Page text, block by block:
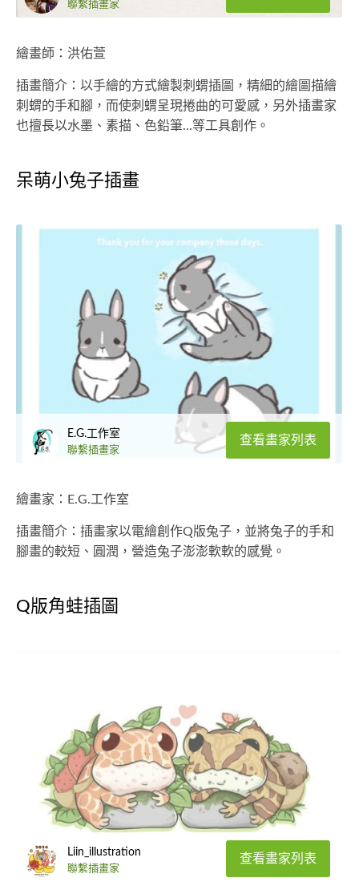
聯繫插畫家
繪畫師：洪佑萱
插畫簡介：以手繪的方式繪製刺蝟插圖，精細的繪圖描繪
刺蝟的手和腳，而使刺蝟呈現捲曲的可愛感，另外插畫家
也擅長以水墨、素描、色鉛筆...等工具創作。
呆萌小兔子插畫
E.G.工作室
聯繫插畫家
查看畫家列表
繪畫家：E.G.工作室
插畫簡介：插畫家以電繪創作Q版兔子，並將兔子的手和
腳畫的較短、圓潤，營造兔子澎澎軟軟的感覺。
Q版角蛙插圖
Liin_illustration
聯繫插畫家
查看畫家列表